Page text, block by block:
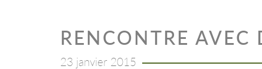
RENCONTRE AVEC
23 janvier 2015